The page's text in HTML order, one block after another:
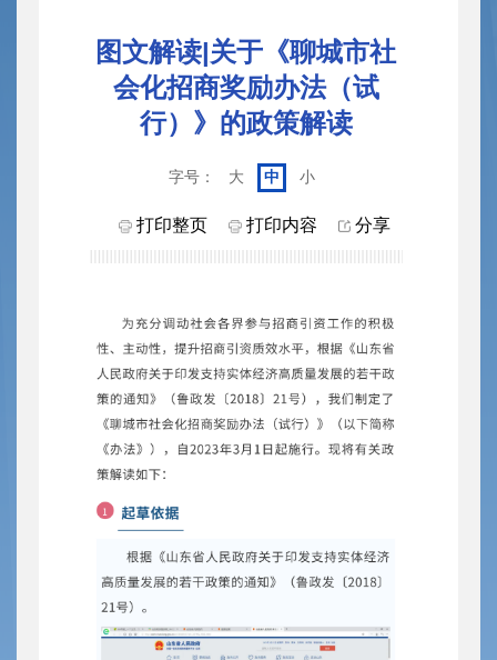
图文解读|关于《聊城市社
会化招商奖励办法（试
行）》的政策解读
字号： 大 中 小
打印整页 打印内容 分享